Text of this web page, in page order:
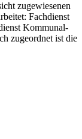
zugewiesenen
Fachdienst
Kommunal-
zugeordnet ist die